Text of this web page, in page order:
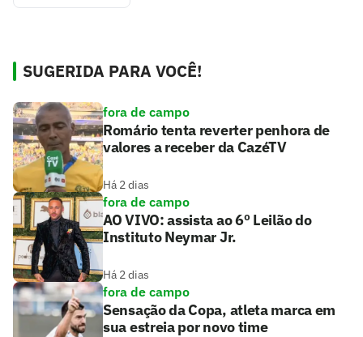
SUGERIDA PARA VOCÊ!
fora de campo
Romário tenta reverter penhora de
valores a receber da CazéTV
Há 2 dias
fora de campo
AO VIVO: assista ao 6º Leilão do
Instituto Neymar Jr.
Há 2 dias
fora de campo
Sensação da Copa, atleta marca em
sua estreia por novo time